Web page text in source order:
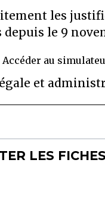
les
depuis le 9
Accéder au
et
LES